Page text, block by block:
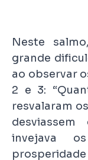
Neste
grande
ao observar
2 e 3:
resvalaram
invejava